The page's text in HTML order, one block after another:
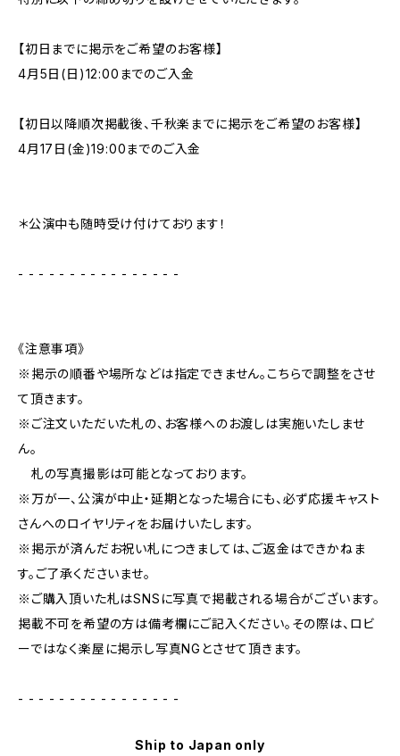
【初日までに掲示をご希望のお客様】
4月5日(日)12:00までのご入金
【初日以降順次掲載後、千秋楽までに掲示をご希望のお客様】
4月17日(金)19:00までのご入金
＊公演中も随時受け付けております！
- - - - - - - - - - - - - - - -
《注意事項》
※掲示の順番や場所などは指定できません。こちらで調整をさせ
て頂きます。
※ご注文いただいた札の、お客様へのお渡しは実施いたしませ
ん。
札の写真撮影は可能となっております。
※万が一、公演が中止・延期となった場合にも、必ず応援キャスト
さんへのロイヤリティをお届けいたします。
※掲示が済んだお祝い札につきましては、ご返金はできかねま
す。ご了承くださいませ。
※ご購入頂いた札はSNSに写真で掲載される場合がございます。
掲載不可を希望の方は備考欄にご記入ください。その際は、ロビ
ーではなく楽屋に掲示し写真NGとさせて頂きます。
- - - - - - - - - - - - - - - -
Ship to Japan only